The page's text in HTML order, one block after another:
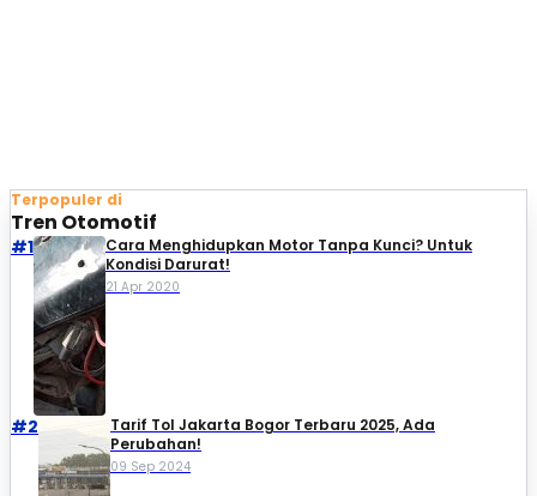
Terpopuler di
Tren Otomotif
#1
Cara Menghidupkan Motor Tanpa Kunci? Untuk
Kondisi Darurat!
21 Apr 2020
#2
Tarif Tol Jakarta Bogor Terbaru 2025, Ada
Perubahan!
09 Sep 2024